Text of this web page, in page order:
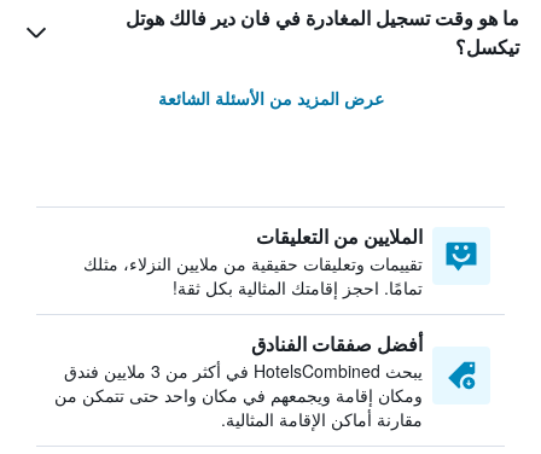
ما هو وقت تسجيل المغادرة في فان دير فالك هوتل
تيكسل؟
عرض المزيد من الأسئلة الشائعة
الملايين من التعليقات
تقييمات وتعليقات حقيقية من ملايين النزلاء، مثلك
تمامًا. احجز إقامتك المثالية بكل ثقة!
أفضل صفقات الفنادق
يبحث HotelsCombined في أكثر من 3 ملايين فندق
ومكان إقامة ويجمعهم في مكان واحد حتى تتمكن من
مقارنة أماكن الإقامة المثالية.